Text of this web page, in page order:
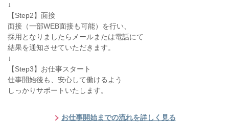
↓
【Step2】面接
面接（一部WEB面接も可能）を行い、
採用となりましたらメールまたは電話にて
結果を通知させていただきます。
↓
【Step3】お仕事スタート
仕事開始後も、安心して働けるよう
しっかりサポートいたします。
お仕事開始までの流れを詳しく見る